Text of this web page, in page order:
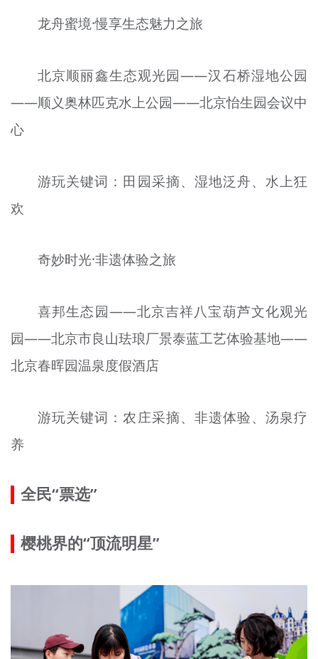
龙舟蜜境·慢享生态魅力之旅
北京顺丽鑫生态观光园——汉石桥湿地公园
——顺义奥林匹克水上公园——北京怡生园会议中
心
游玩关键词：田园采摘、湿地泛舟、水上狂
欢
奇妙时光·非遗体验之旅
喜邦生态园——北京吉祥八宝葫芦文化观光
园——北京市良山珐琅厂景泰蓝工艺体验基地——
北京春晖园温泉度假酒店
游玩关键词：农庄采摘、非遗体验、汤泉疗
养
全民“票选”
樱桃界的“顶流明星”